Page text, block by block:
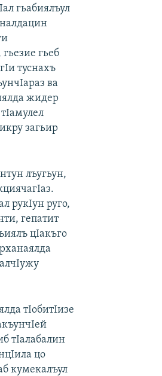
гьабиялъул
гьеб
туснахъ
ва
жидер
загьир
лъугьун,
рукIун руго,
гепатит
цIакъго
тIобитIизе
тIалабалин
цо
кумекалъул